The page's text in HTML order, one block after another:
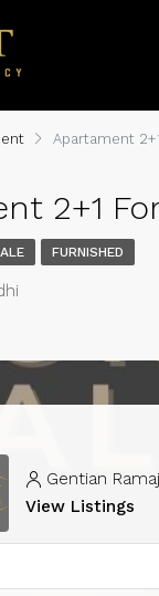
Apartament
2+1
FURNISHED
Gentian Ramaj
View Listings